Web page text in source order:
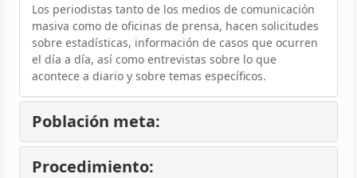
Los periodistas tanto de los medios de comunicación
masiva como de oficinas de prensa, hacen solicitudes
sobre estadísticas, información de casos que ocurren
el día a día, así como entrevistas sobre lo que
acontece a diario y sobre temas específicos.
Población meta:
Procedimiento: